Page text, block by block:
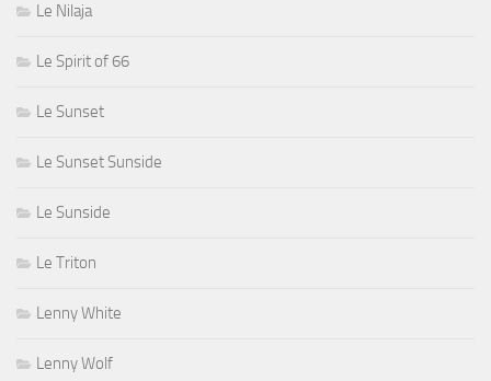
Le Nilaja
Le Spirit of 66
Le Sunset
Le Sunset Sunside
Le Sunside
Le Triton
Lenny White
Lenny Wolf